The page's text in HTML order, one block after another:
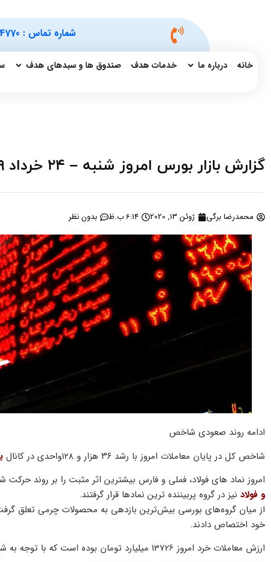
شماره تماس :
خانه درباره ما خدمات هدف صندوق ها و سبدهای هدف
گزارش بازار بورس امروز شنبه – ۲۴ خرداد ۱۳۹۹
محمدرضا برگی ژوئن 13, 2020 6:14 ب.ظ بدون نظر
ادامه روند صعودی شاخص
شاخص کل در پایان معاملات امروز با رشد ۳۶ هزار و ۱۲۸واحدی در کانال
امروز نماد های فولاد، فملی و فارس بیشترین اثر مثبت را بر روند
و فولاد نیز در گروه پربیننده ترین نماد‌ها قرار گرفتند.
از میان گروه‌های بورسی بیش‌ترین بازدهی به محصولات چرمی تعلق گرفت
خود اختصاص دادند.
ارزش معاملات خرد امروز 13726 میلیارد تومان بوده است که با توجه به شرایط بازار، عدد خوبی محسوب می شود.